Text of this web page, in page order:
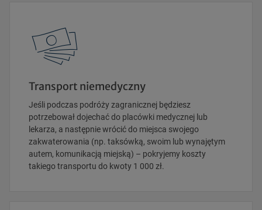
Transport niemedyczny
Jeśli podczas podróży zagranicznej będziesz
potrzebował dojechać do placówki medycznej lub
lekarza, a następnie wrócić do miejsca swojego
zakwaterowania (np. taksówką, swoim lub wynajętym
autem, komunikacją miejską) – pokryjemy koszty
takiego transportu do kwoty 1 000 zł.